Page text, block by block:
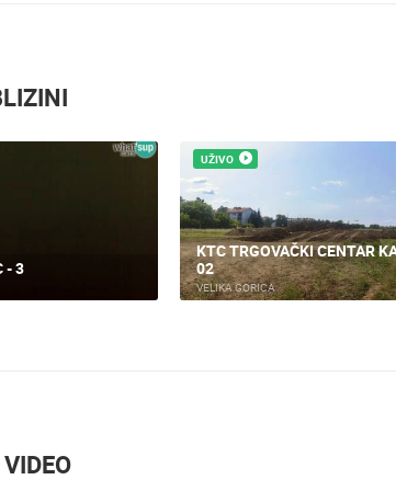
- CENTAR
KTC TRGOVAČKI
01
VELIKA GORICA